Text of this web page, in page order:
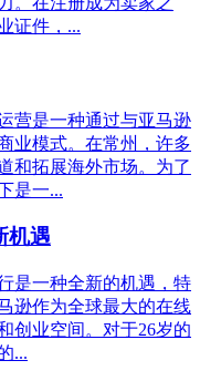
证件，...
营是一种通过与亚马逊
业模式。在常州，许多
和拓展海外市场。为了
是一...
机遇
是一种全新的机遇，特
逊作为全球最大的在线
创业空间。对于26岁的
...